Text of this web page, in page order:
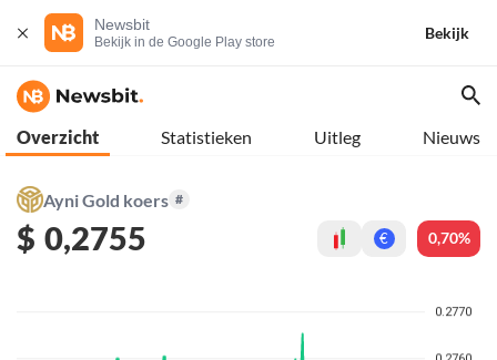
Newsbit
Bekijk in de Google Play store
Bekijk
Overzicht Statistieken Uitleg Nieuws
Ayni Gold koers #
$ 0,2755 € 0,70%